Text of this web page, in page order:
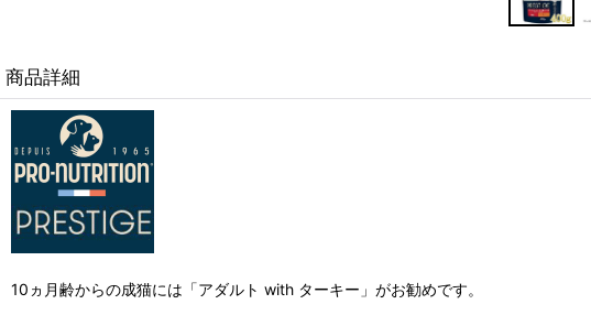
商品詳細
10ヵ月齢からの成猫には「アダルト with ターキー」がお勧めです。